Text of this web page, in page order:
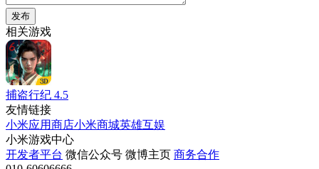
发布
相关游戏
捕盗行纪 4.5
友情链接
小米应用商店小米商城英雄互娱
小米游戏中心
开发者平台 微信公众号 微博主页 商务合作